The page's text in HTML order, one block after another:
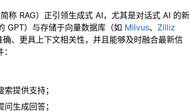
RAG）正引领生成式 AI，尤其是对话式 AI 的新
GPT）与存储于向量数据库（如 Milvus、 Zilliz
、更具上下文相关性，并且能够及时融合最新信
提供支持；
生成回答；